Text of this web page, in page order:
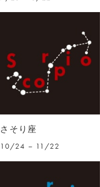
さそり座
10/24 – 11/22